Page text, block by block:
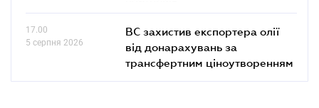
17.00
5 серпня 2026
ВС захистив експортера олії
від донарахувань за
трансфертним ціноутворенням